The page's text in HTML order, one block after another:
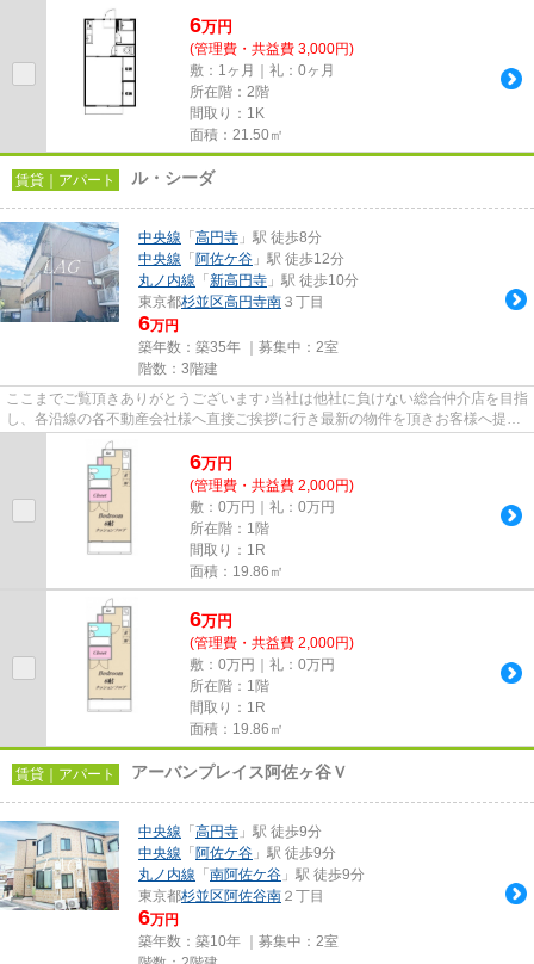
6万円
(管理費・共益費 3,000円)
敷：1ヶ月｜礼：0ヶ月
所在階：2階
間取り：1K
面積：21.50㎡
賃貸｜アパート ル・シーダ
中央線 「 高円寺 」駅 徒歩8分
中央線 「 阿佐ケ谷 」駅 徒歩12分
丸ノ内線 「 新高円寺 」駅 徒歩10分
東京都杉並区高円寺南 ３丁目
6万円
築年数：築35年 ｜募集中： 2室
階数：3階建
ここまでご覧頂きありがとうございます♪当社は他社に負けない総合仲介店を目指
し、各沿線の各不動産会社様へ直接ご挨拶に行き最新の物件を頂きお客様へ提供
しております！最新の情報は...
6万円
(管理費・共益費 2,000円)
敷：0万円｜礼：0万円
所在階：1階
間取り：1R
面積：19.86㎡
6万円
(管理費・共益費 2,000円)
敷：0万円｜礼：0万円
所在階：1階
間取り：1R
面積：19.86㎡
賃貸｜アパート アーバンプレイス阿佐ヶ谷Ｖ
中央線 「 高円寺 」駅 徒歩9分
中央線 「 阿佐ケ谷 」駅 徒歩9分
丸ノ内線 「 南阿佐ケ谷 」駅 徒歩9分
東京都杉並区阿佐谷南 ２丁目
6万円
築年数：築10年 ｜募集中： 2室